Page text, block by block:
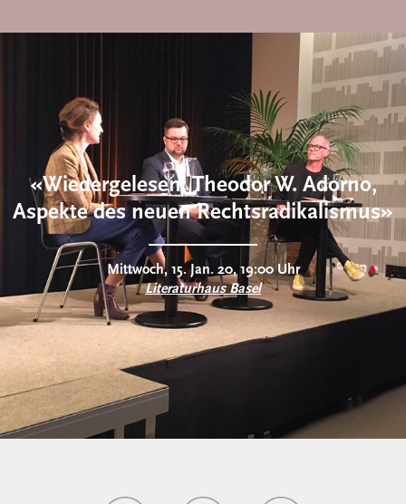
«Wiedergelesen: Theodor W. Adorno,
Aspekte des neuen Rechtsradikalismus»
Mittwoch, 15. Jan. 20, 19:00 Uhr
Literaturhaus Basel